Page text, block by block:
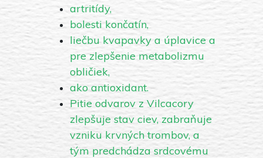
artritídy,
bolesti končatín,
liečbu kvapavky a úplavice a
pre zlepšenie metabolizmu
obličiek,
ako antioxidant.
Pitie odvarov z Vilcacory
zlepšuje stav ciev, zabraňuje
vzniku krvných trombov, a
tým predchádza srdcovému